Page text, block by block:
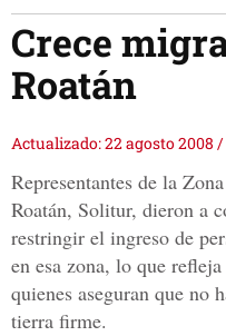
Crece
Roatán
Actualizado: 22 agosto 2008 /
Representantes de la
Roatán, Solitur, dieron a
restringir el ingreso de
en esa zona, lo que
quienes aseguran que no
tierra firme.